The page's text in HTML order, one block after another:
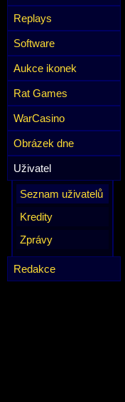
Replays
Software
Aukce ikonek
Rat Games
WarCasino
Obrázek dne
Uživatel
Seznam uživatelů
Kredity
Zprávy
Redakce